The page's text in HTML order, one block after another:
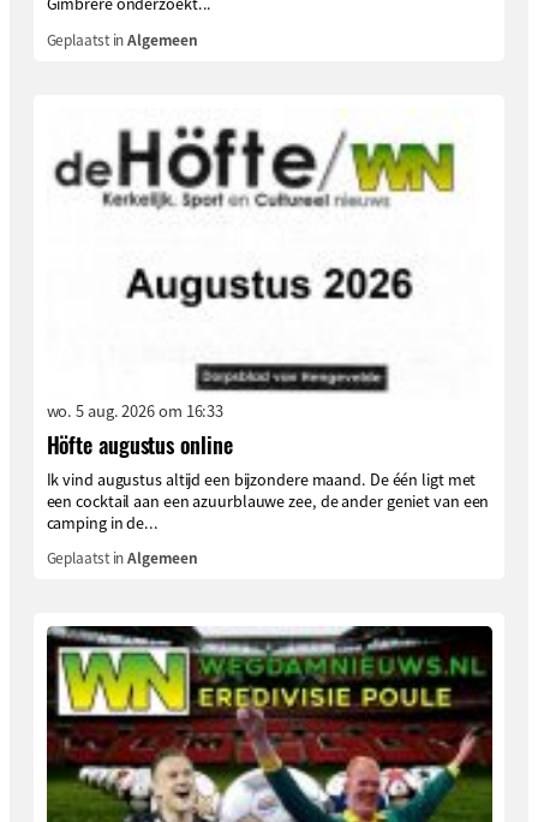
Geplaatst inAlgemeen
wo. 5 aug. 2026 om 16:33
Höfte augustus online
Ik vind augustus altijd een bijzondere maand. De één ligt met
een cocktail aan een azuurblauwe zee, de ander geniet van een
camping in de...
Geplaatst inAlgemeen